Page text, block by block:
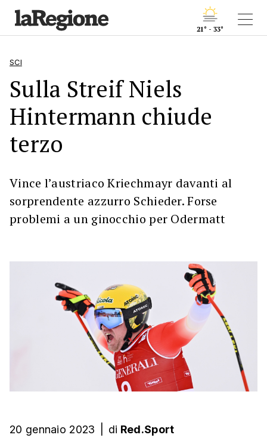
21° - 33°
SCI
Sulla Streif Niels
Hintermann chiude
terzo
Vince l’austriaco Kriechmayr davanti al
sorprendente azzurro Schieder. Forse
problemi a un ginocchio per Odermatt
20 gennaio 2023 di Red.Sport